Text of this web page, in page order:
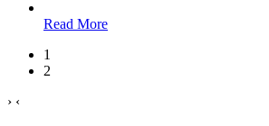
Read More
1
2
› ‹